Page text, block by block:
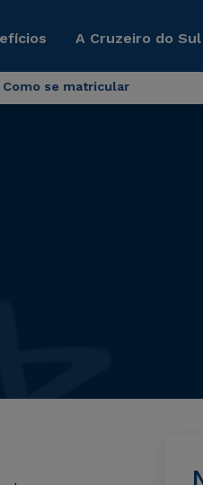
A Cruzeiro do
Como se matricular